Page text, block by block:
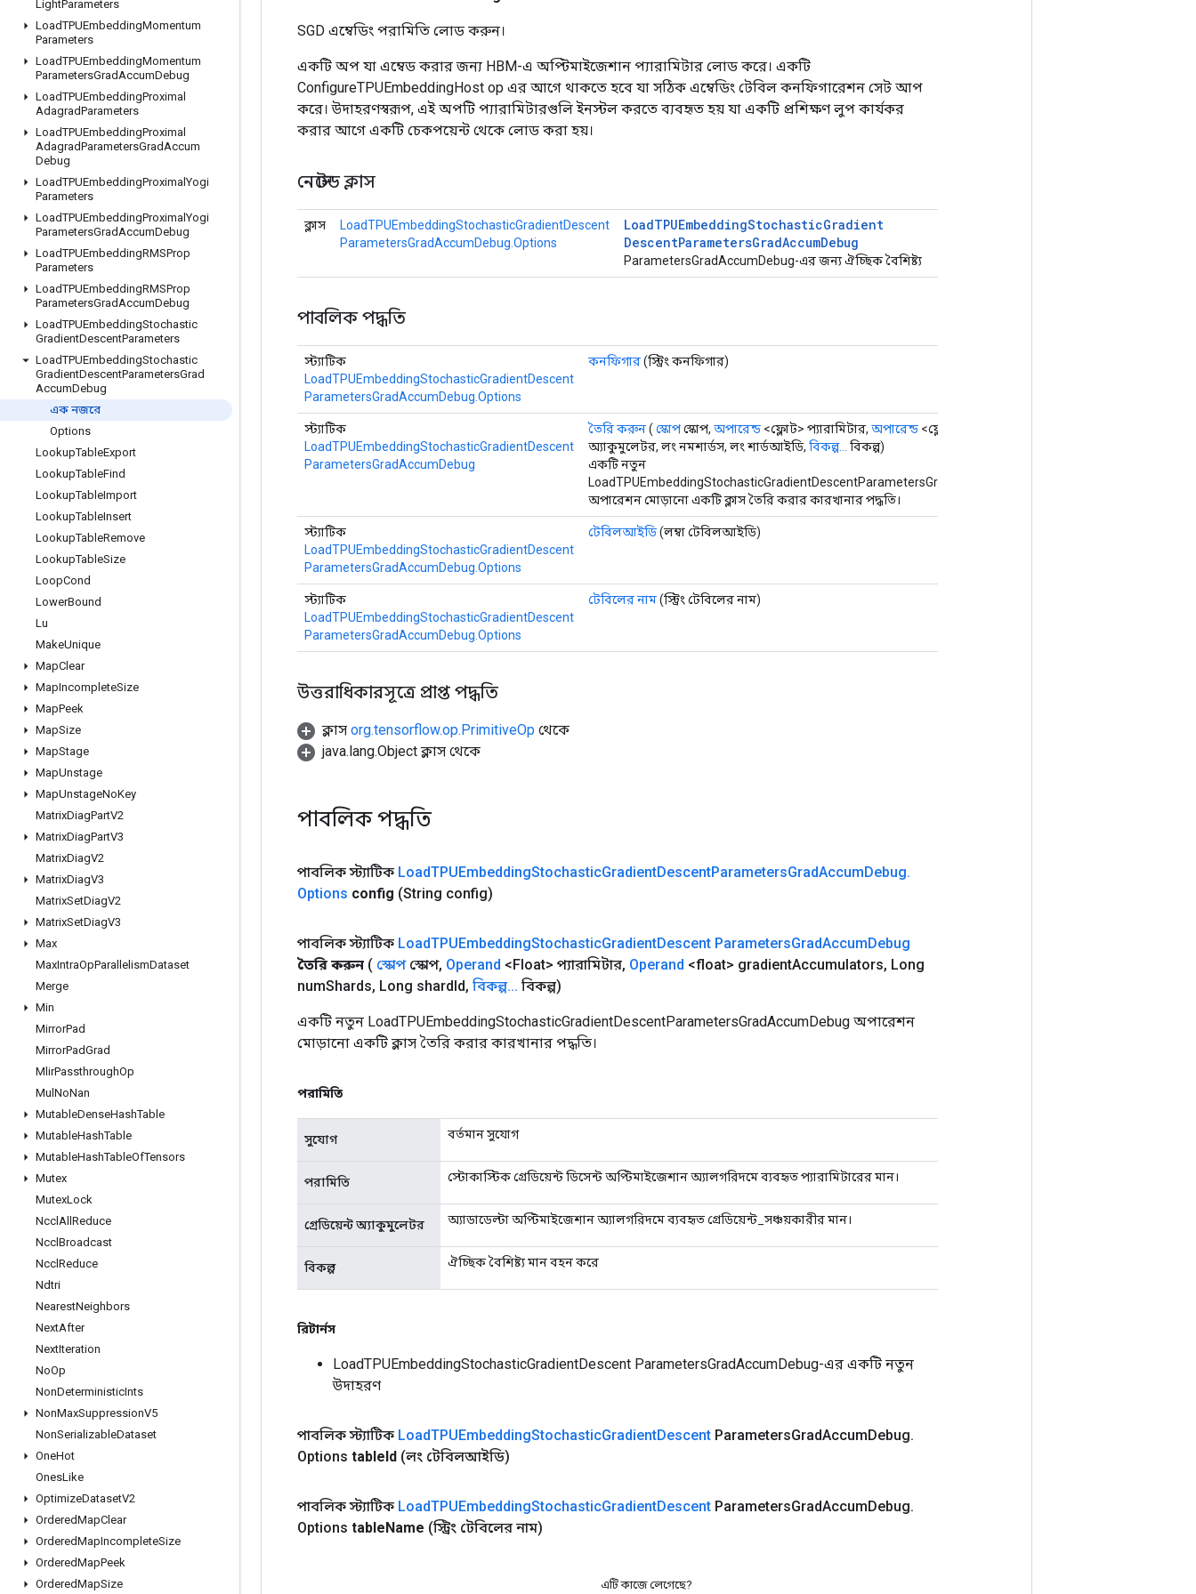
LightParameters
LoadTPUEmbeddingMomentum
Parameters
LoadTPUEmbeddingMomentum
ParametersGradAccumDebug
LoadTPUEmbeddingProximal
AdagradParameters
LoadTPUEmbeddingProximal
AdagradParametersGradAccum
Debug
LoadTPUEmbeddingProximalYogi
Parameters
LoadTPUEmbeddingProximalYogi
ParametersGradAccumDebug
LoadTPUEmbeddingRMSProp
Parameters
LoadTPUEmbeddingRMSProp
ParametersGradAccumDebug
LoadTPUEmbeddingStochastic
GradientDescentParameters
LoadTPUEmbeddingStochastic
GradientDescentParametersGrad
AccumDebug
এক নজরে
Options
LookupTableExport
LookupTableFind
LookupTableImport
LookupTableInsert
LookupTableRemove
LookupTableSize
LoopCond
LowerBound
Lu
MakeUnique
MapClear
MapIncompleteSize
MapPeek
MapSize
MapStage
MapUnstage
MapUnstageNoKey
MatrixDiagPartV2
MatrixDiagPartV3
MatrixDiagV2
MatrixDiagV3
MatrixSetDiagV2
MatrixSetDiagV3
Max
MaxIntraOpParallelismDataset
Merge
Min
MirrorPad
MirrorPadGrad
MlirPassthroughOp
Mul NoNan
MutableDenseHashTable
MutableHashTable
MutableHashTableOfTensors
Mutex
MutexLock
Nccl All Reduce
Nccl Broadcast
Nccl Reduce
Ndtri
NearestNeighbors
NextAfter
NextIteration
NoOp
NonDeterministicInts
NonMaxSuppressionV5
NonSerializableDataset
OneHot
OnesLike
OptimizeDatasetV2
OrderedMapClear
OrderedMapIncompleteSize
OrderedMapPeek
OrderedMapSize
SGD এম্বেডিং পরামিতি লোড করুন।
একটি অপ যা এম্বেড করার জন্য HBM-এ অপ্টিমাইজেশান প্যারামিটার লোড করে। একটি
ConfigureTPUEmbeddingHost op এর আগে থাকতে হবে যা সঠিক এম্বেডিং টেবিল কনফিগারেশন সেট আপ
করে। উদাহরণস্বরূপ, এই অপটি প্যারামিটারগুলি ইনস্টল করতে ব্যবহৃত হয় যা একটি প্রশিক্ষণ লুপ কার্যকর
করার আগে একটি চেকপয়েন্ট থেকে লোড করা হয়।
নেস্টেড ক্লাস
ক্লাস
LoadTPUEmbeddingStochasticGradientDescent
ParametersGradAccumDebug.Options
LoadTPUEmbeddingStochasticGradient
DescentParametersGradAccumDebug
ParametersGradAccumDebug-এর জন্য ঐচ্ছিক বৈশিষ্ট্য
পাবলিক পদ্ধতি
স্ট্যাটিক
LoadTPUEmbeddingStochasticGradientDescent
ParametersGradAccumDebug.Options
কনফিগার(স্ট্রিং কনফিগার)
স্ট্যাটিক
LoadTPUEmbeddingStochasticGradientDescent
ParametersGradAccumDebug
তৈরি করুন( স্কোপস্কোপ, অপারেন্ড <ফ্লোট> প্যারামিটার, অপারেন্ড <ফ্লোট> গ্রেডিয়েন্ট
অ্যাকুমুলেটর, লং নমশার্ডস, লং শার্ডআইডি, বিকল্প...
বিকল্প)
একটি নতুন
LoadTPUEmbeddingStochasticGradientDescentParametersGradAccumDebug
অপারেশন মোড়ানো একটি ক্লাস তৈরি করার কারখানার পদ্ধতি।
স্ট্যাটিক
LoadTPUEmbeddingStochasticGradientDescent
ParametersGradAccumDebug.Options
টেবিলআইডি(লম্বা টেবিলআইডি)
স্ট্যাটিক
LoadTPUEmbeddingStochasticGradientDescent
ParametersGradAccumDebug.Options
টেবিলের নাম(স্ট্রিং টেবিলের নাম)
উত্তরাধিকারসূত্রে প্রাপ্ত পদ্ধতি
ক্লাস org.tensorflow.op.PrimitiveOp থেকে
java.lang.Object ক্লাস থেকে
পাবলিক পদ্ধতি
পাবলিক স্ট্যাটিক LoadTPUEmbeddingStochasticGradientDescentParametersGradAccumDebug.
Options config (String config)
পাবলিক স্ট্যাটিক LoadTPUEmbeddingStochasticGradientDescent ParametersGradAccumDebug
তৈরি করুন ( স্কোপস্কোপ, Operand <Float> প্যারামিটার, Operand <float> gradientAccumulators, Long
numShards, Long shardId, বিকল্প... বিকল্প)
একটি নতুন LoadTPUEmbeddingStochasticGradientDescentParametersGradAccumDebug অপারেশন
মোড়ানো একটি ক্লাস তৈরি করার কারখানার পদ্ধতি।
পরামিতি
সুযোগ বর্তমান সুযোগ
পরামিতি স্টোকাস্টিক গ্রেডিয়েন্ট ডিসেন্ট অপ্টিমাইজেশান অ্যালগরিদমে ব্যবহৃত প্যারামিটারের মান।
গ্রেডিয়েন্ট অ্যাকুমুলেটর অ্যাডাডেল্টা অপ্টিমাইজেশান অ্যালগরিদমে ব্যবহৃত গ্রেডিয়েন্ট_সঞ্চয়কারীর মান।
বিকল্প ঐচ্ছিক বৈশিষ্ট্য মান বহন করে
রিটার্নস
LoadTPUEmbeddingStochasticGradientDescent ParametersGradAccumDebug-এর একটি নতুন
উদাহরণ
পাবলিক স্ট্যাটিক LoadTPUEmbeddingStochasticGradientDescent ParametersGradAccumDebug.
Options tableId (লং টেবিলআইডি)
পাবলিক স্ট্যাটিক LoadTPUEmbeddingStochasticGradientDescent ParametersGradAccumDebug.
Options tableName (স্ট্রিং টেবিলের নাম)
এটি কাজে লেগেছে?